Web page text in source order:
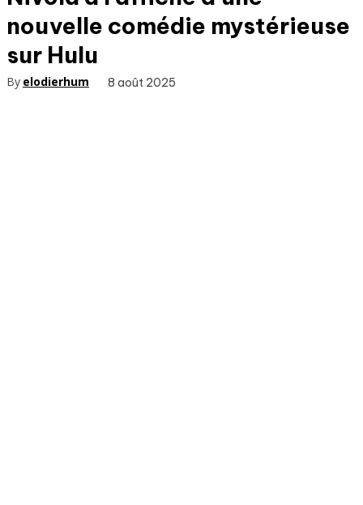
nouvelle comédie mystérieuse
sur Hulu
By elodierhum 8 août 2025